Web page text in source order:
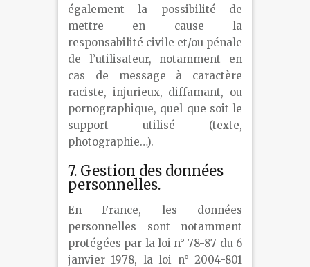
également la possibilité de
mettre en cause la
responsabilité civile et/ou pénale
de l’utilisateur, notamment en
cas de message à caractère
raciste, injurieux, diffamant, ou
pornographique, quel que soit le
support utilisé (texte,
photographie…).
7. Gestion des données
personnelles.
En France, les données
personnelles sont notamment
protégées par la loi n° 78-87 du 6
janvier 1978, la loi n° 2004-801